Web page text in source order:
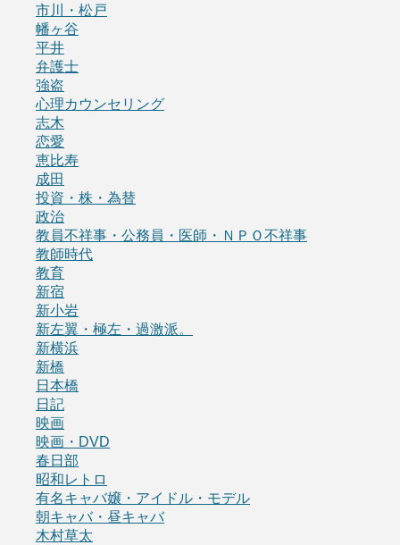
市川・松戸
幡ヶ谷
平井
弁護士
強盗
心理カウンセリング
志木
恋愛
恵比寿
成田
投資・株・為替
政治
教員不祥事・公務員・医師・ＮＰＯ不祥事
教師時代
教育
新宿
新小岩
新左翼・極左・過激派。
新横浜
新橋
日本橋
日記
映画
映画・DVD
春日部
昭和レトロ
有名キャバ嬢・アイドル・モデル
朝キャバ・昼キャバ
木村草太